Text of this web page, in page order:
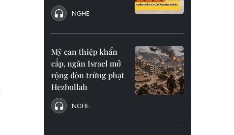
NGHE
Mỹ can thiệp khẩn
cấp, ngăn Israel mở
rộng đòn trừng phạt
Hezbollah
NGHE